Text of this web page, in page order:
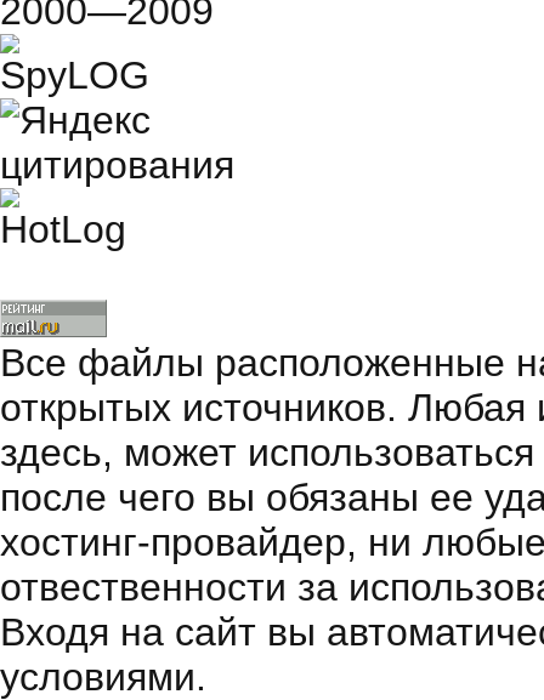
2000—2009
Все файлы расположенные
открытых источников.
здесь, может
после чего вы обязаны ее
хостинг-провайдер, ни
отвественности за
Входя на сайт вы
условиями.